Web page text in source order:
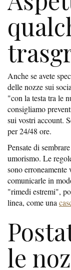
Anche se avete
delle nozze sui
"con la testa tra le
consigliamo
sui vostri account.
per 24/48 ore.
Pensate di
umorismo. Le
sono
comunicarle in
"rimedi estremi",
linea, come una
le